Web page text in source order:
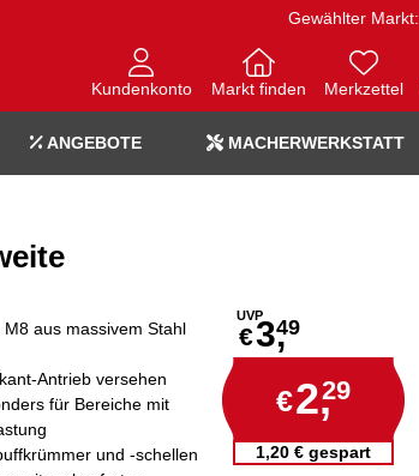
Gewählter Markt:
Kundenkonto Markt finden Merkzettel
ANGEBOTE MACHERWERKSTATT
UVP
€3,49
€2,29
1,20 € gespart
aus massivem Stahl
Antrieb versehen
für Bereiche mit
und -schellen